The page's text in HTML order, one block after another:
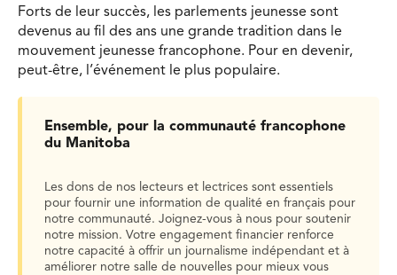
Forts de leur succès, les parlements jeunesse sont
devenus au fil des ans une grande tradition dans le
mouvement jeunesse francophone. Pour en devenir,
peut-être, l’événement le plus populaire.
Ensemble, pour la communauté francophone
du Manitoba
Les dons de nos lecteurs et lectrices sont essentiels
pour fournir une information de qualité en français pour
notre communauté. Joignez-vous à nous pour soutenir
notre mission. Votre engagement financier renforce
notre capacité à offrir un journalisme indépendant et à
améliorer notre salle de nouvelles pour mieux vous